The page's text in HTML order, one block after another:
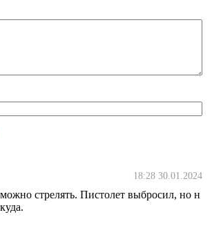
18:28 30.01.2024
стрелять. Пистолет выбросил, но н